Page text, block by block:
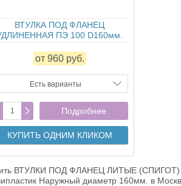
ВТУЛКА ПОД ФЛАНЕЦ
ПЭ 100 D160мм.
от 960 руб.
Есть варианты
Подробнее
КУПИТЬ ОДНИМ КЛИКОМ
ВТУЛКИ ПОД ФЛАНЕЦ ЛИТЫЕ (СПИГОТ)
Наружный диаметр 160мм. в